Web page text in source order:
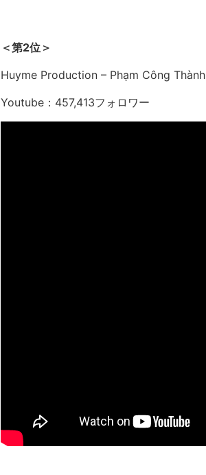
＜第2位＞
Huyme Production – Phạm Công Thành
Youtube：457,413フォロワー